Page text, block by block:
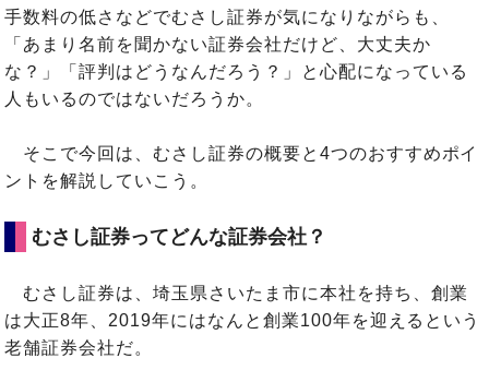
手数料の低さなどでむさし証券が気になりながらも、
「あまり名前を聞かない証券会社だけど、大丈夫か
な？」「評判はどうなんだろう？」と心配になっている
人もいるのではないだろうか。
そこで今回は、むさし証券の概要と4つのおすすめポイ
ントを解説していこう。
むさし証券ってどんな証券会社？
むさし証券は、埼玉県さいたま市に本社を持ち、創業
は大正8年、2019年にはなんと創業100年を迎えるという
老舗証券会社だ。